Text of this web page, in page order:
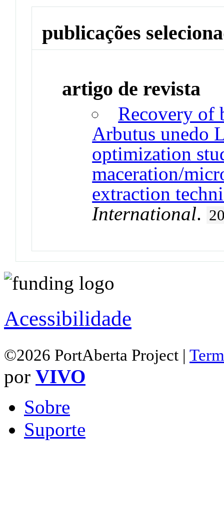
publicações
artigo de revista
Recovery of
Arbutus unedo
optimization
maceration/
extraction
International.
Acessibilidade
©2026 PortAberta Project |
por VIVO
Sobre
Suporte